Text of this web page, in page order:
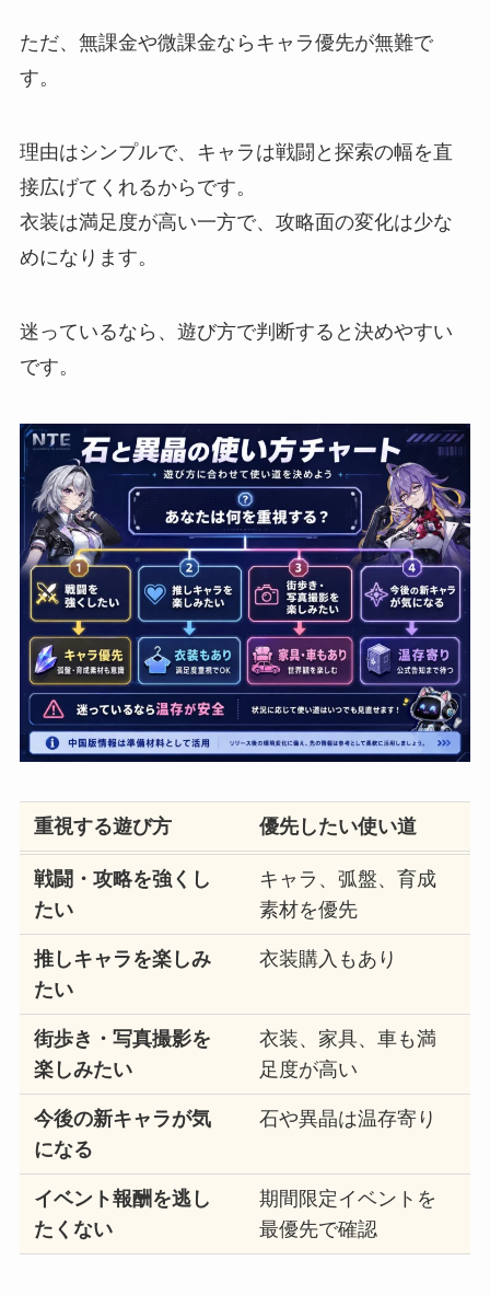
ただ、無課金や微課金ならキャラ優先が無難で
す。
理由はシンプルで、キャラは戦闘と探索の幅を直
接広げてくれるからです。
衣装は満足度が高い一方で、攻略面の変化は少な
めになります。
迷っているなら、遊び方で判断すると決めやすい
です。
重視する遊び方 優先したい使い道
戦闘・攻略を強くし
たい
キャラ、弧盤、育成
素材を優先
推しキャラを楽しみ
たい
衣装購入もあり
街歩き・写真撮影を
楽しみたい
衣装、家具、車も満
足度が高い
今後の新キャラが気
になる
石や異晶は温存寄り
イベント報酬を逃し
たくない
期間限定イベントを
最優先で確認